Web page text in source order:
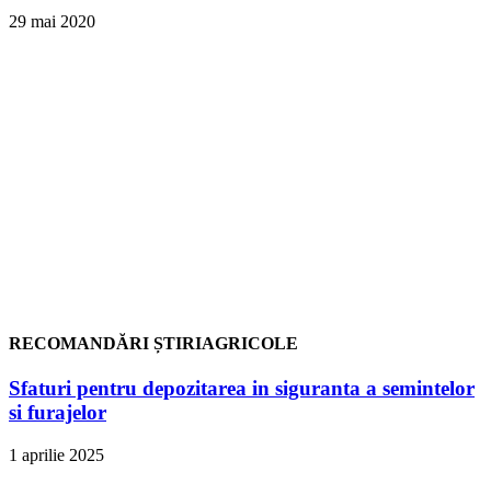
29 mai 2020
RECOMANDĂRI ȘTIRIAGRICOLE
Sfaturi pentru depozitarea in siguranta a semintelor
si furajelor
1 aprilie 2025